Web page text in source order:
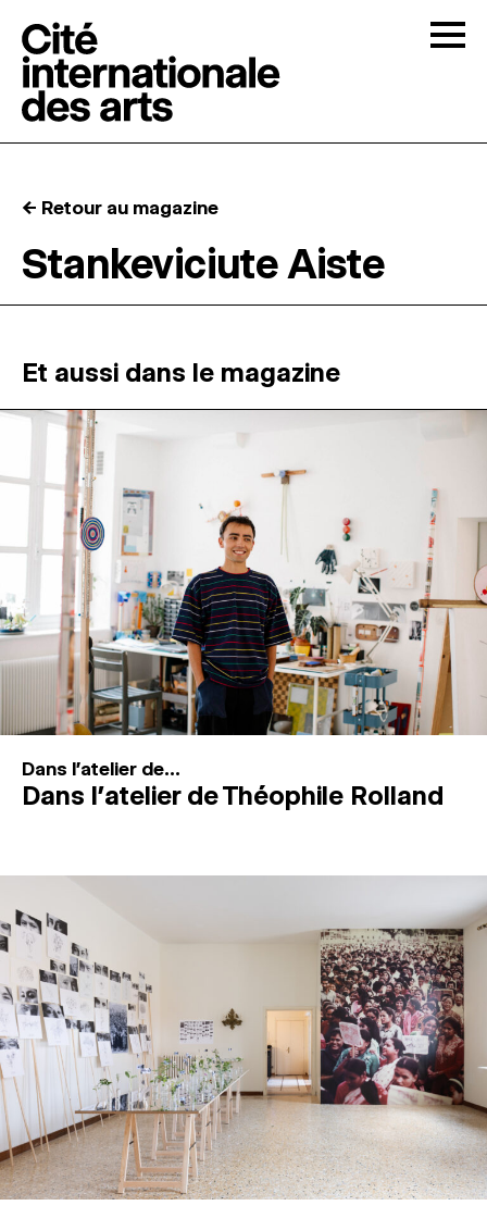
RÉSIDENCES ↓
ATELIERS OUVERTS
PROGRAMMATION
MAGAZINE
ESPACES DE PRATIQUE ARTISTIQUE ↓
Recherche
Connexion
← Retour au magazine
Stankeviciute Aiste
Et aussi dans le magazine
Dans l'atelier de...
Dans l’atelier de Théophile Rolland